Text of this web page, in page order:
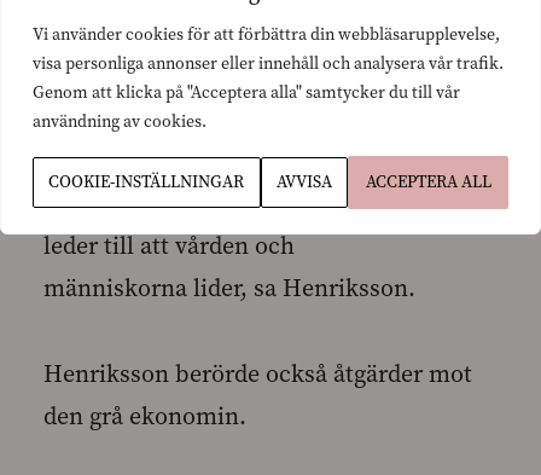
Vi använder cookies för att förbättra din webbläsarupplevelse,
visa personliga annonser eller innehåll och analysera vår trafik.
Genom att klicka på "Acceptera alla" samtycker du till vår
användning av cookies.
COOKIE-INSTÄLLNINGAR AVVISA ACCEPTERA ALL
kommuner ha stora problem att ordna till
exempel äldreomsorgen. Den
offentliga vården ska utan tvekan vara
grundstenen i vårt system, men
ovilja att utnyttja den privata sektorn
leder till att vården och
människorna lider, sa Henriksson.
Henriksson berörde också åtgärder mot
den grå ekonomin.